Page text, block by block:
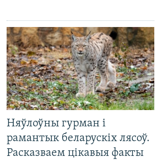
Няўлоўны гурман і
рамантык беларускіх лясоў.
Расказваем цікавыя факты